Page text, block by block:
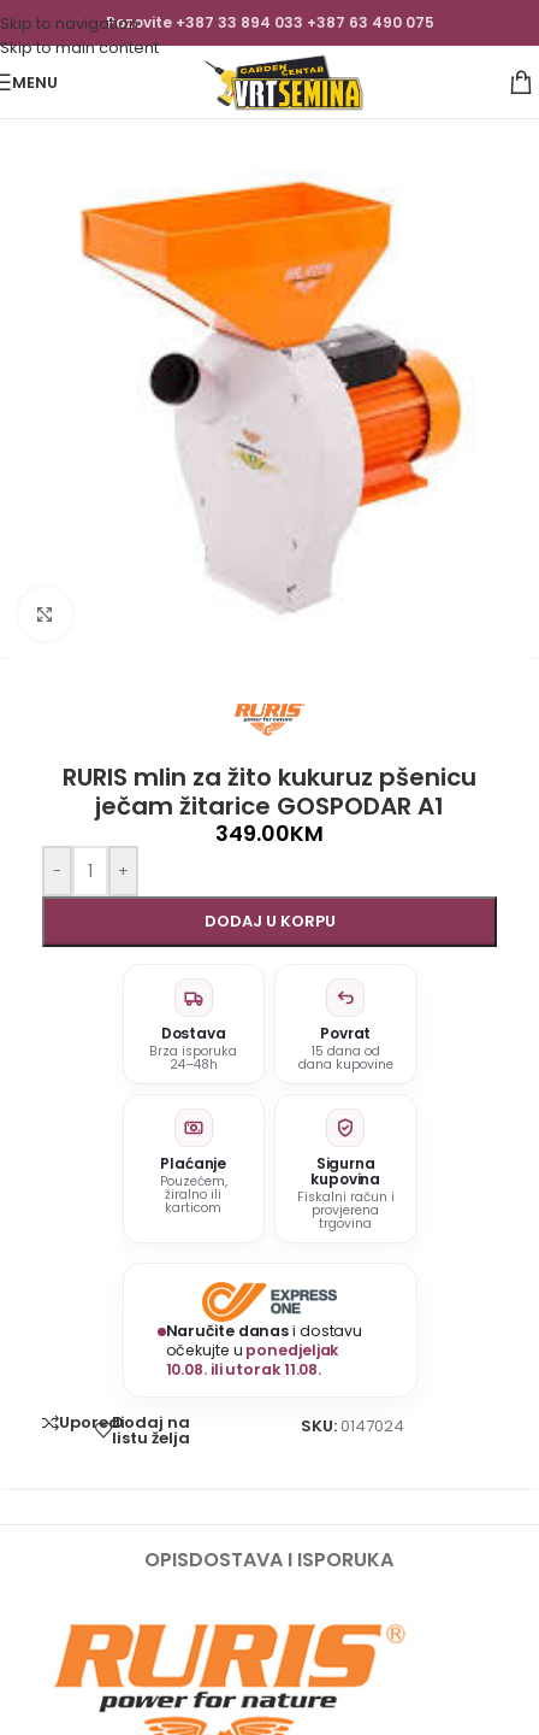
Skip to navigation
Skip to main content
Pozovite +387 33 894 033 +387 63 490 075
MENU
RURIS mlin za žito kukuruz pšenicu
ječam žitarice GOSPODAR A1
349.00KM
- +
DODAJ U KORPU
Dostava
Brza isporuka
24–48h
Povrat
15 dana od
dana kupovine
Plaćanje
Pouzećem,
žiralno ili
karticom
Sigurna
kupovina
Fiskalni račun i
provjerena
trgovina
Naručite danasi dostavu
očekujte u ponedjeljak
10.08. ili utorak 11.08.
UporediDodaj na
listu želja
SKU: 0147024
OPISDOSTAVA I ISPORUKA